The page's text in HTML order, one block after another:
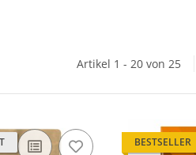
Artikel 1 - 20 von 25
BESTSELLER